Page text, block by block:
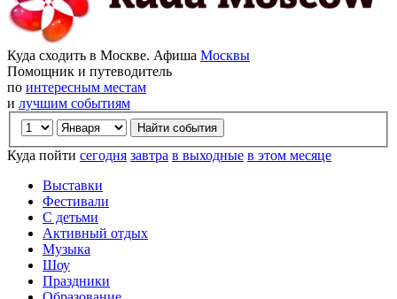
Куда сходить в Москве. Афиша Москвы
Помощник и путеводитель
по интересным местам
и лучшим событиям
Куда пойти сегодня завтра в выходные в этом месяце
Выставки
Фестивали
С детьми
Активный отдых
Музыка
Шоу
Праздники